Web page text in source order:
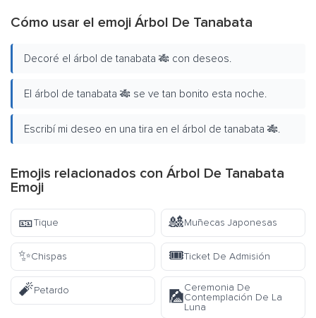
Cómo usar el emoji Árbol De Tanabata
Decoré el árbol de tanabata 🎋 con deseos.
El árbol de tanabata 🎋 se ve tan bonito esta noche.
Escribí mi deseo en una tira en el árbol de tanabata 🎋.
Emojis relacionados con Árbol De Tanabata
Emoji
🎫Tique 🎎Muñecas Japonesas
✨Chispas 🎟️Ticket De Admisión
🧨Petardo 🎑
Ceremonia De
Contemplación De La
Luna